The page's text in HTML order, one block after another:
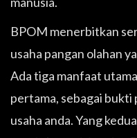
BPOM menerbitkan
usaha pangan olahan
Ada tiga manfaat
pertama, sebagai bukti
usaha anda. Yang